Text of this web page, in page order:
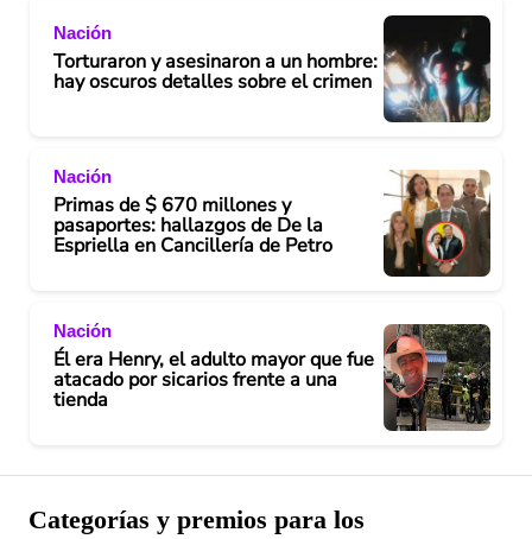
Nación
Torturaron y asesinaron a un hombre:
hay oscuros detalles sobre el crimen
Nación
Primas de $ 670 millones y
pasaportes: hallazgos de De la
Espriella en Cancillería de Petro
Nación
Él era Henry, el adulto mayor que fue
atacado por sicarios frente a una
tienda
Categorías y premios para los